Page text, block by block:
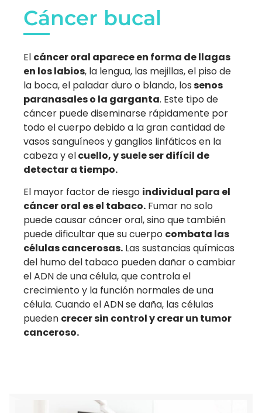
Cáncer bucal
El cáncer oral aparece en forma de llagas
en los labios, la lengua, las mejillas, el piso de
la boca, el paladar duro o blando, lossenos
paranasales o la garganta. Este tipo de
cáncer puede diseminarse rápidamente por
todo el cuerpo debido a la gran cantidad de
vasos sanguíneos y ganglios linfáticos en la
cabeza y elcuello, y suele ser difícil de
detectar a tiempo.
El mayor factor de riesgo individual para el
cáncer oral es el tabaco. Fumar no solo
puede causar cáncer oral, sino que también
puede dificultar que su cuerpo combata las
células cancerosas. Las sustancias químicas
del humo del tabaco pueden dañar o cambiar
el ADN de una célula, que controla el
crecimiento y la función normales de una
célula. Cuando el ADN se daña, las células
pueden crecer sin control y crear un tumor
canceroso.